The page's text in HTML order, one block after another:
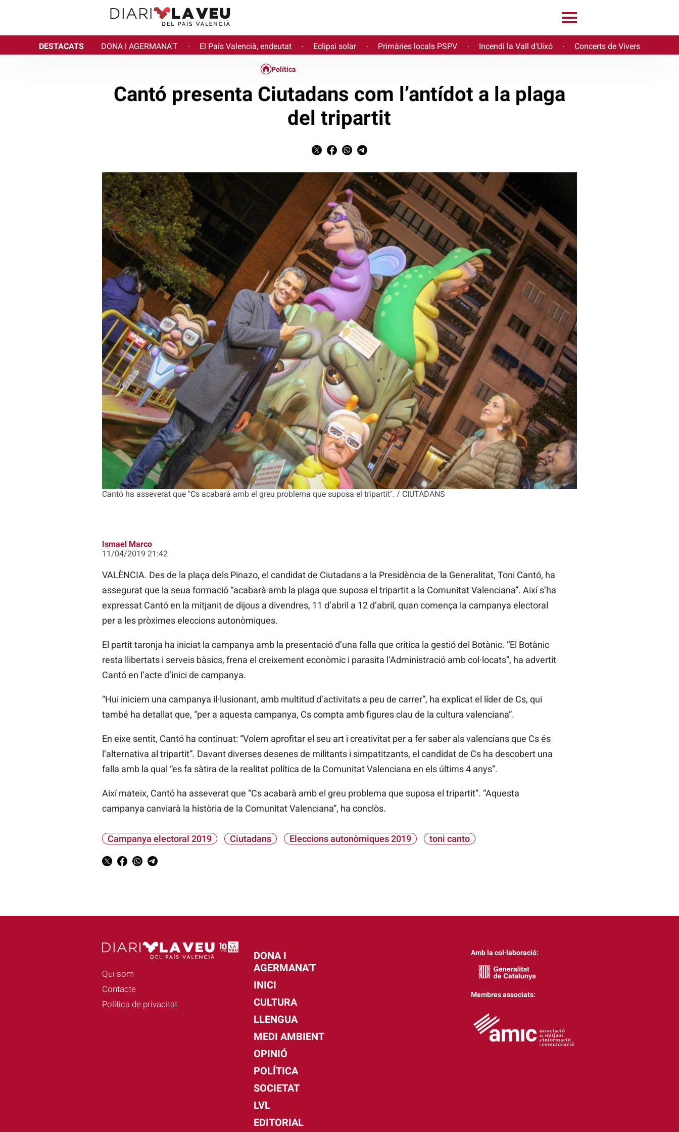
DESTACATS DONA I AGERMANA'T · El País Valencià, endeutat · Eclipsi solar · Primàries locals PSPV · Incendi la Vall d'Uixó · Concerts de Vivers
Cantó ha asseverat que "Cs acabarà amb el greu problema que suposa el tripartit". / CIUTADANS
Política
Cantó presenta Ciutadans com l’antídot a la plaga
del tripartit
Ismael Marco
11/04/2019 21:42
VALÈNCIA. Des de la plaça dels Pinazo, el candidat de Ciutadans a la Presidència de la Generalitat, Toni Cantó, ha
assegurat que la seua formació “acabarà amb la plaga que suposa el tripartit a la Comunitat Valenciana”. Així s’ha
expressat Cantó en la mitjanit de dijous a divendres, 11 d’abril a 12 d’abril, quan comença la campanya electoral
per a les pròximes eleccions autonòmiques.
El partit taronja ha iniciat la campanya amb la presentació d’una falla que critica la gestió del Botànic. “El Botànic
resta llibertats i serveis bàsics, frena el creixement econòmic i parasita l’Administració amb col·locats”, ha advertit
Cantó en l’acte d’inici de campanya.
“Hui iniciem una campanya il·lusionant, amb multitud d’activitats a peu de carrer”, ha explicat el líder de Cs, qui
també ha detallat que, “per a aquesta campanya, Cs compta amb figures clau de la cultura valenciana”.
En eixe sentit, Cantó ha continuat: “Volem aprofitar el seu art i creativitat per a fer saber als valencians que Cs és
l’alternativa al tripartit”. Davant diverses desenes de militants i simpatitzants, el candidat de Cs ha descobert una
falla amb la qual “es fa sàtira de la realitat política de la Comunitat Valenciana en els últims 4 anys”.
Així mateix, Cantó ha asseverat que “Cs acabarà amb el greu problema que suposa el tripartit”. “Aquesta
campanya canviarà la història de la Comunitat Valenciana”, ha conclòs.
Campanya electoral 2019 Ciutadans Eleccions autonòmiques 2019 toni canto
Qui som
Contacte
Política de privacitat
DONA I
AGERMANA'T
INICI
CULTURA
LLENGUA
MEDI AMBIENT
OPINIÓ
POLÍTICA
SOCIETAT
LVL
EDITORIAL
Amb la col·laboració:
Membres associats: